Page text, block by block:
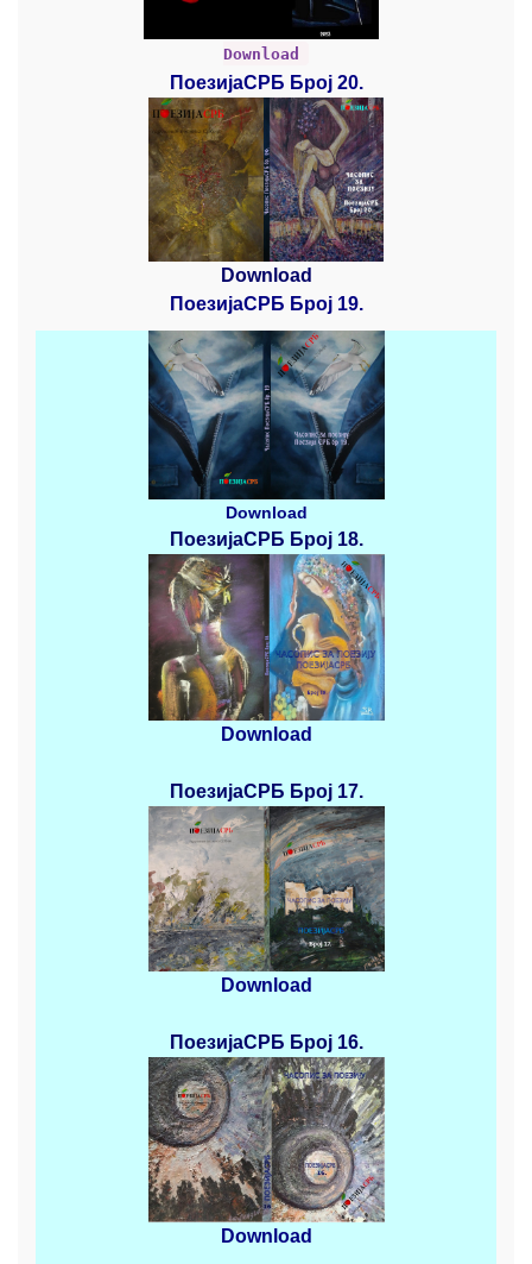
Download
ПоезијаСРБ Број 20.
Download
ПоезијаСРБ Број 19.
Download
ПоезијаСРБ Број 18.
Download
ПоезијаСРБ Број 17.
Download
ПоезијаСРБ Број 16.
Download